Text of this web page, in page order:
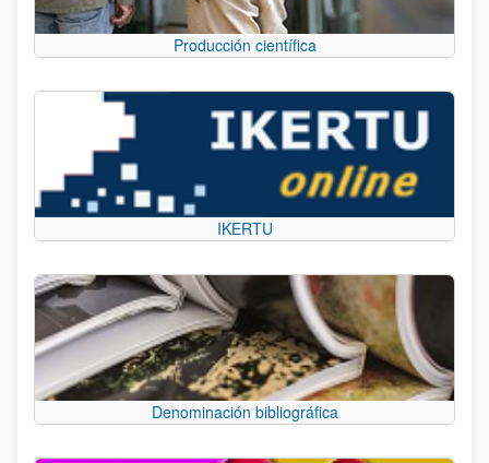
Producción científica
IKERTU
Denominación bibliográfica